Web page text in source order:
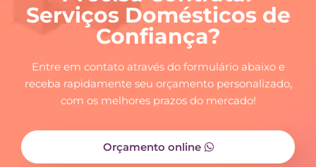
Serviços Domésticos de
Confiança?
Entre em contato através do formulário abaixo e
receba rapidamente seu orçamento personalizado,
com os melhores prazos do mercado!
Orçamento online